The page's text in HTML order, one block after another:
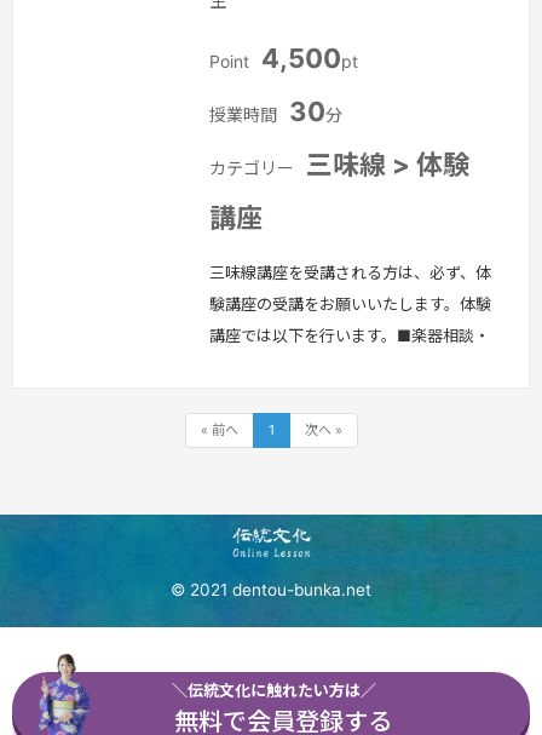
Point 4,500pt
授業時間 30分
カテゴリー
三味線 > 体験
講座
三味線講座を受講される方は、必ず、体
験講座の受講をお願いいたします。体験
講座では以下を行います。■楽器相談・
ただきます。これから三味線の購入を検
三味線講座の講座体系について説明いた
します。■三味線の知識三味線の基礎知
識を学びましょう！■必要なお道具：お
« 前へ 1 次へ »
© 2021 dentou-bunka.net
＼伝統文化に触れたい方は／
無料で会員登録する